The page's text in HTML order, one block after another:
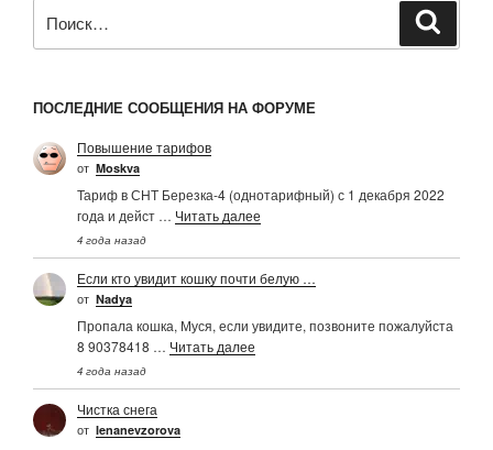
ПОСЛЕДНИЕ СООБЩЕНИЯ НА ФОРУМЕ
Повышение тарифов
от Moskva
Тариф в СНТ Березка-4 (однотарифный) с 1 декабря 2022
года и дейст … Читать далее
4 года назад
Если кто увидит кошку почти белую …
от Nadya
Пропала кошка, Муся, если увидите, позвоните пожалуйста
8 90378418 … Читать далее
4 года назад
Чистка снега
от Ienanevzorova